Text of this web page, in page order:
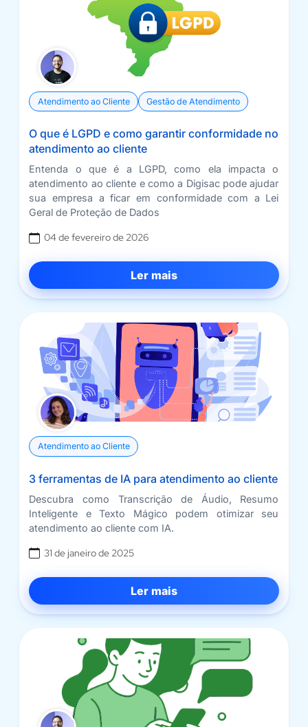
Atendimento ao Cliente Gestão de Atendimento
O que é LGPD e como garantir conformidade no
atendimento ao cliente
Entenda o que é a LGPD, como ela impacta o
atendimento ao cliente e como a Digisac pode ajudar
sua empresa a ficar em conformidade com a Lei
Geral de Proteção de Dados
04 de fevereiro de 2026
Ler mais
Atendimento ao Cliente
3 ferramentas de IA para atendimento ao cliente
Descubra como Transcrição de Áudio, Resumo
Inteligente e Texto Mágico podem otimizar seu
atendimento ao cliente com IA.
31 de janeiro de 2025
Ler mais